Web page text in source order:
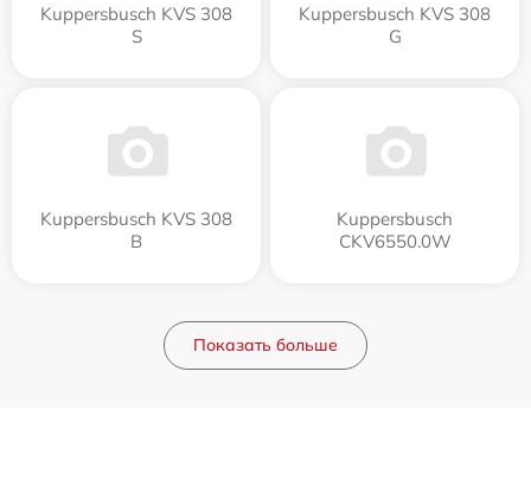
Kuppersbusch KVS 308
S
Kuppersbusch KVS 308
G
Kuppersbusch KVS 308
B
Kuppersbusch
CKV6550.0W
Показать больше